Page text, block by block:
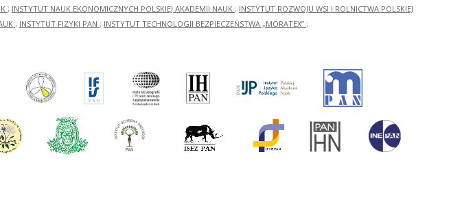
; INSTYTUT NAUK EKONOMICZNYCH POLSKIEJ AKADEMII NAUK ; INSTYTUT ROZWOJU WSI I ROLNICTWA POLSKIEJ
; INSTYTUT FIZYKI PAN ; INSTYTUT TECHNOLOGII BEZPIECZEŃSTWA „MORATEX” ;